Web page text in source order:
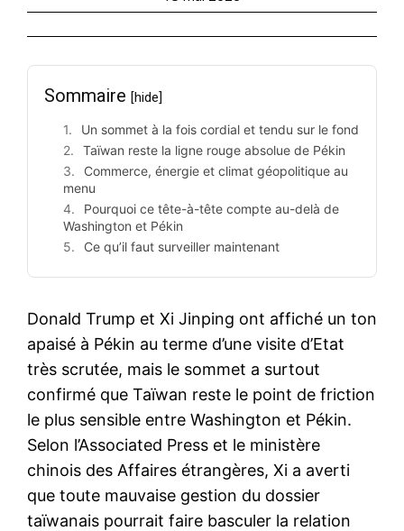
Sommaire [hide]
Un sommet à la fois cordial et tendu sur le fond
Taïwan reste la ligne rouge absolue de Pékin
Commerce, énergie et climat géopolitique au
menu
Pourquoi ce tête-à-tête compte au-delà de
Washington et Pékin
Ce qu’il faut surveiller maintenant
Donald Trump et Xi Jinping ont affiché un ton
apaisé à Pékin au terme d’une visite d’Etat
très scrutée, mais le sommet a surtout
confirmé que Taïwan reste le point de friction
le plus sensible entre Washington et Pékin.
Selon l’Associated Press et le ministère
chinois des Affaires étrangères, Xi a averti
que toute mauvaise gestion du dossier
taïwanais pourrait faire basculer la relation